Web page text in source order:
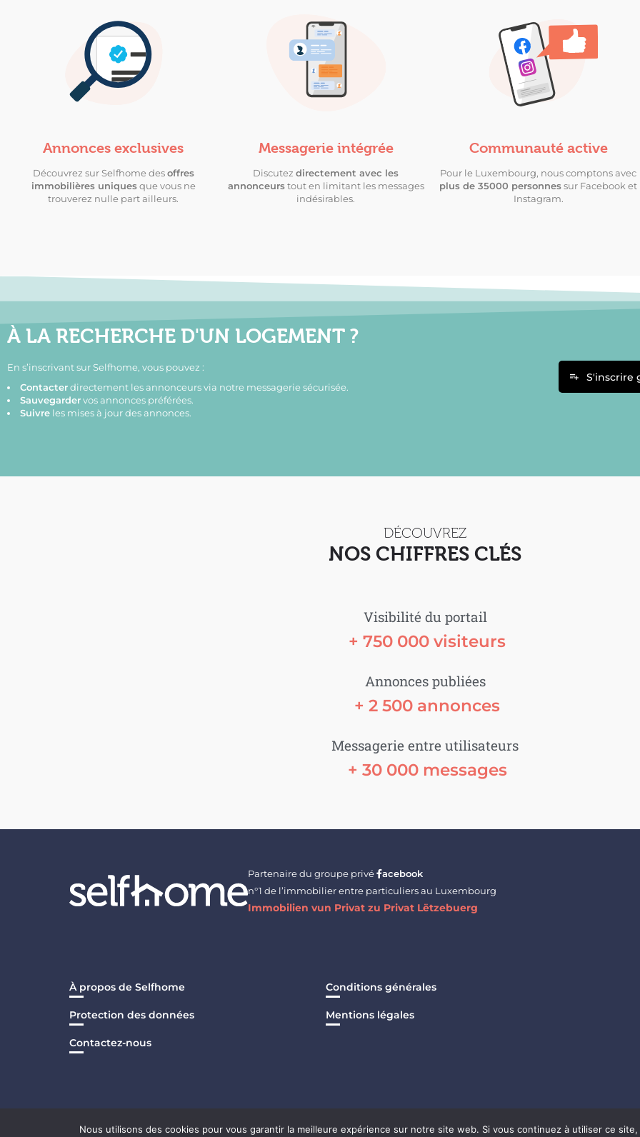
Annonces exclusives
Découvrez sur Selfhome desoffres
immobilières uniquesque vous ne
trouverez nulle part ailleurs.
Messagerie intégrée
Discutezdirectement avec les
annonceurstout en limitant les messages
indésirables.
Communauté active
Pour le Luxembourg, nous comptons avec
plus de 35000 personnessur Facebook et
Instagram.
À LA RECHERCHE D'UN LOGEMENT ?
En s’inscrivant sur Selfhome, vous pouvez :
Contacterdirectement les annonceurs via notre messagerie sécurisée.
Sauvegardervos annonces préférées.
Suivre les mises à jour des annonces.
S'inscrire
DÉCOUVREZ
NOS CHIFFRES CLÉS
Visibilité du portail
+ 750 000 visiteurs
Annonces publiées
+ 2 500 annonces
Messagerie entre utilisateurs
+ 30 000 messages
Partenaire du groupe privé
acebook
n°1 de l’immobilier entre particuliers au Luxembourg
Immobilien vun Privat zu Privat Lëtzebuerg
À propos de Selfhome Conditions générales
Protection des données Mentions légales
Contactez-nous
Nous utilisons des cookies pour vous garantir la meilleure expérience sur notre site web. Si vous continuez à utiliser ce